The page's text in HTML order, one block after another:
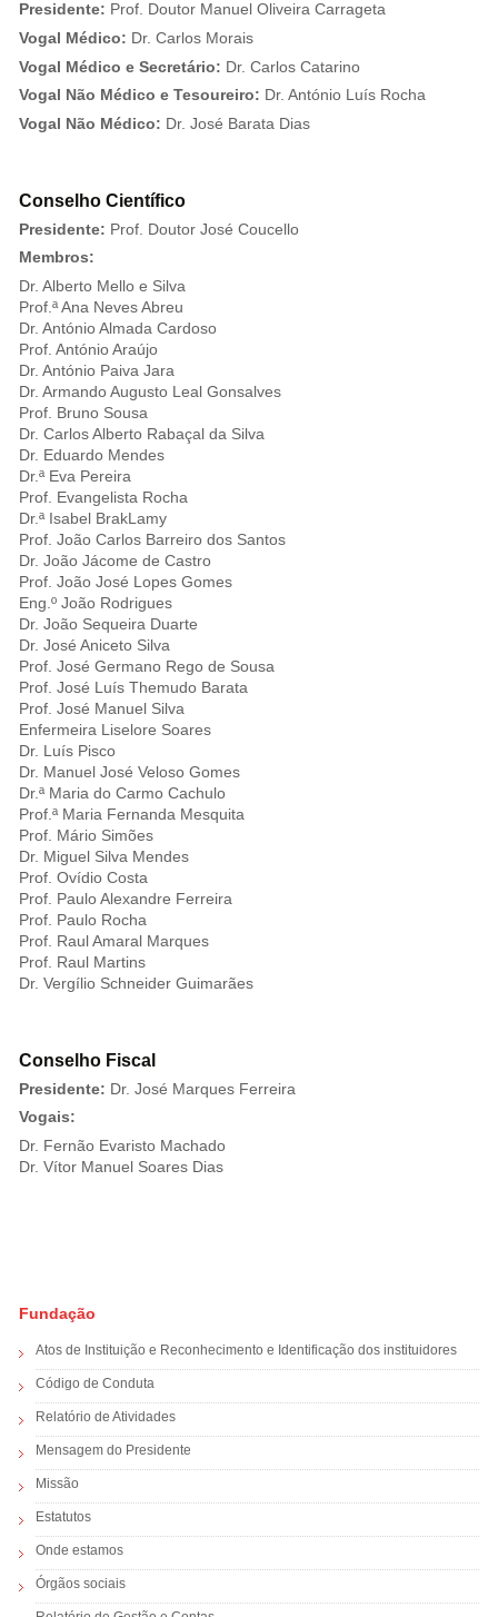
Presidente: Prof. Doutor Manuel Oliveira Carrageta
Vogal Médico: Dr. Carlos Morais
Vogal Médico e Secretário: Dr. Carlos Catarino
Vogal Não Médico e Tesoureiro: Dr. António Luís Rocha
Vogal Não Médico: Dr. José Barata Dias
Conselho Científico
Presidente: Prof. Doutor José Coucello
Membros:
Dr. Alberto Mello e Silva
Prof.ª Ana Neves Abreu
Dr. António Almada Cardoso
Prof. António Araújo
Dr. António Paiva Jara
Dr. Armando Augusto Leal Gonsalves
Prof. Bruno Sousa
Dr. Carlos Alberto Rabaçal da Silva
Dr. Eduardo Mendes
Dr.ª Eva Pereira
Prof. Evangelista Rocha
Dr.ª Isabel BrakLamy
Prof. João Carlos Barreiro dos Santos
Dr. João Jácome de Castro
Prof. João José Lopes Gomes
Eng.º João Rodrigues
Dr. João Sequeira Duarte
Dr. José Aniceto Silva
Prof. José Germano Rego de Sousa
Prof. José Luís Themudo Barata
Prof. José Manuel Silva
Enfermeira Liselore Soares
Dr. Luís Pisco
Dr. Manuel José Veloso Gomes
Dr.ª Maria do Carmo Cachulo
Prof.ª Maria Fernanda Mesquita
Prof. Mário Simões
Dr. Miguel Silva Mendes
Prof. Ovídio Costa
Prof. Paulo Alexandre Ferreira
Prof. Paulo Rocha
Prof. Raul Amaral Marques
Prof. Raul Martins
Dr. Vergílio Schneider Guimarães
Conselho Fiscal
Presidente: Dr. José Marques Ferreira
Vogais:
Dr. Fernão Evaristo Machado
Dr. Vítor Manuel Soares Dias
Fundação
Atos de Instituição e Reconhecimento e Identificação dos instituidores
Código de Conduta
Relatório de Atividades
Mensagem do Presidente
Missão
Estatutos
Onde estamos
Órgãos sociais